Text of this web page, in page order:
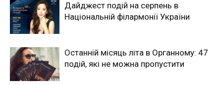
Дайджест подій на серпень в
Національній філармонії України
Останній місяць літа в Органному: 47
подій, які не можна пропустити